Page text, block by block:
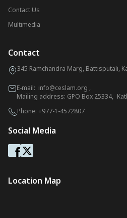
Contact Us
Multimedia
Contact
345 Ramchandra Marg, Battisputali,
E-mail: info@ceslam.org ,
Mailing address: GPO Box 25334,
Phone: +977-1-4572807
Social Media
Location Map